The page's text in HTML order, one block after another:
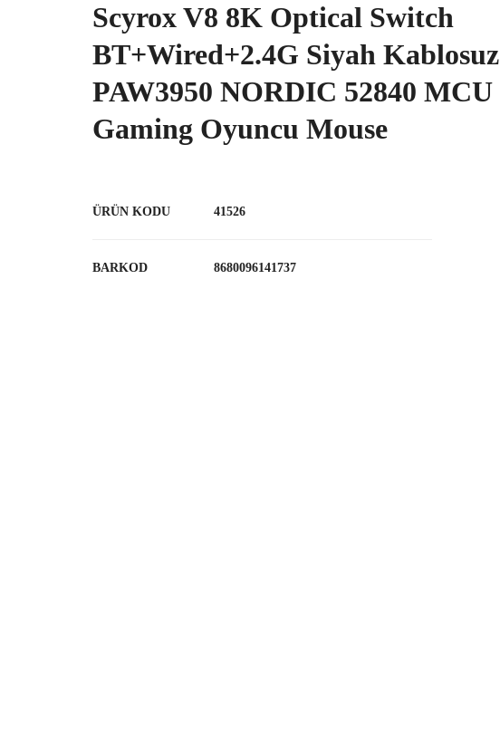
Scyrox V8 8K Optical Switch
BT+Wired+2.4G Siyah Kablosuz
PAW3950 NORDIC 52840 MCU
Gaming Oyuncu Mouse
ÜRÜN KODU 41526
BARKOD 8680096141737